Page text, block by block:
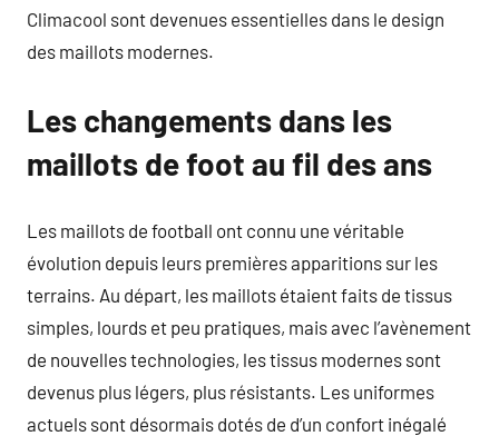
Climacool sont devenues essentielles dans le design
des maillots modernes.
Les changements dans les
maillots de foot au fil des ans
Les maillots de football ont connu une véritable
évolution depuis leurs premières apparitions sur les
terrains. Au départ, les maillots étaient faits de tissus
simples, lourds et peu pratiques, mais avec l’avènement
de nouvelles technologies, les tissus modernes sont
devenus plus légers, plus résistants. Les uniformes
actuels sont désormais dotés de d’un confort inégalé